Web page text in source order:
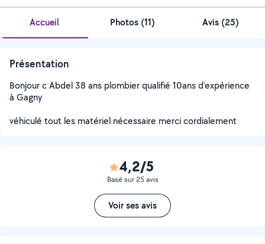
Accueil Photos (11) Avis (25)
Présentation
Bonjour c Abdel 38 ans plombier qualifié 10ans d'expérience
à Gagny
véhiculé tout les matériel nécessaire merci cordialement
4,2/5
Basé sur 25 avis
Voir ses avis